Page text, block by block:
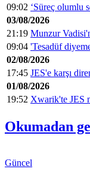
09:02 ‘Süreç olumlu
03/08/2026
21:19 Munzur
09:04 'Tesadüf
02/08/2026
17:45 JES'e karşı
01/08/2026
19:52 Xwarik'te JES
Okumadan
Güncel